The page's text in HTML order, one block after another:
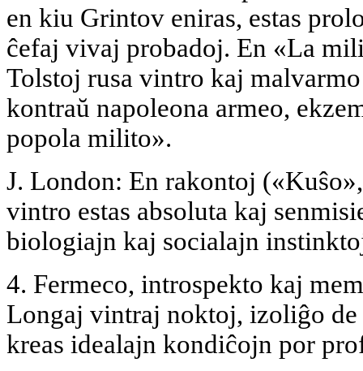
en kiu Grintov eniras, estas
ĉefaj vivaj probadoj. En «La
Tolstoj rusa vintro kaj
kontraŭ napoleona armeo,
popola milito».
J. London: En rakontoj
vintro estas absoluta kaj
biologiajn kaj socialajn
4. Fermeco, introspekto kaj
Longaj vintraj noktoj, izoliĝo de
kreas idealajn kondiĉojn por